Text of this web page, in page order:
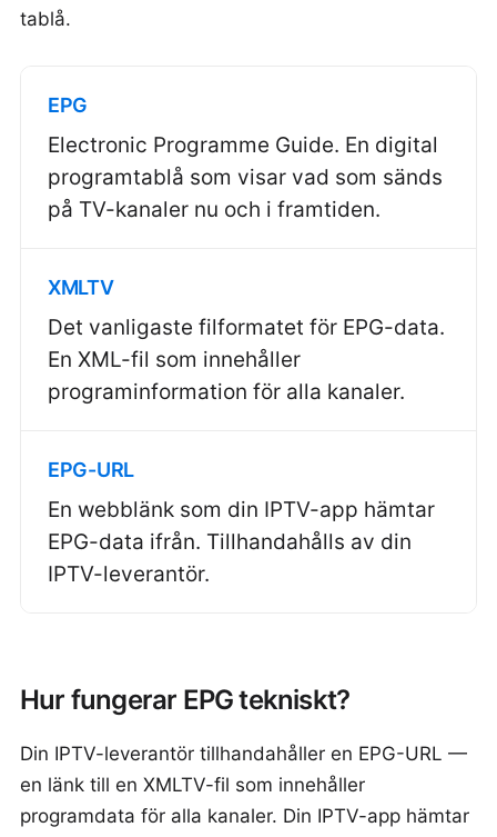
tablå.
EPG
Electronic Programme Guide. En digital
programtablå som visar vad som sänds
på TV-kanaler nu och i framtiden.
XMLTV
Det vanligaste filformatet för EPG-data.
En XML-fil som innehåller
programinformation för alla kanaler.
EPG-URL
En webblänk som din IPTV-app hämtar
EPG-data ifrån. Tillhandahålls av din
IPTV-leverantör.
Hur fungerar EPG tekniskt?
Din IPTV-leverantör tillhandahåller en EPG-URL —
en länk till en XMLTV-fil som innehåller
programdata för alla kanaler. Din IPTV-app hämtar